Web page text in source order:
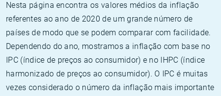
Nesta página encontra os valores médios da inflação
referentes ao ano de 2020 de um grande número de
países de modo que se podem comparar com facilidade.
Dependendo do ano, mostramos a inflação com base no
IPC (índice de preços ao consumidor) e no IHPC (índice
harmonizado de preços ao consumidor). O IPC é muitas
vezes considerado o número da inflação mais importante